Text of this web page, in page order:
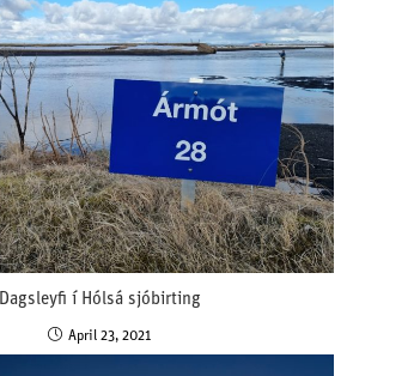
Dagsleyfi í Hólsá sjóbirting
April 23, 2021